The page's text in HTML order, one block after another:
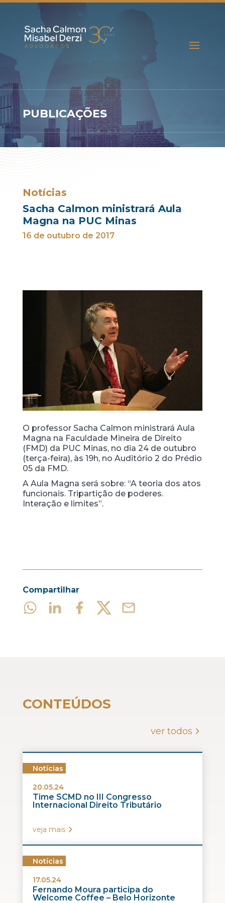
PUBLICAÇÕES
Notícias
Sacha Calmon ministrará Aula
Magna na PUC Minas
16 de outubro de 2017
O professor Sacha Calmon ministrará Aula
Magna na Faculdade Mineira de Direito
(FMD) da PUC Minas, no dia 24 de outubro
(terça-feira), às 19h, no Auditório 2 do Prédio
05 da FMD.
A Aula Magna será sobre: “A teoria dos atos
funcionais. Tripartição de poderes.
Interação e limites”.
Compartilhar
CONTEÚDOS
ver todos
Notícias
20.05.24
Time SCMD no III Congresso
Internacional Direito Tributário
veja mais
Notícias
17.05.24
Fernando Moura participa do
Welcome Coffee – Belo Horizonte